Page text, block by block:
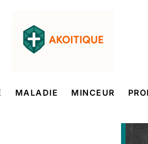
MALADIE MINCEUR